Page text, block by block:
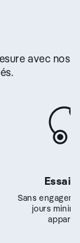
avec nos
Essai
Sans
jours